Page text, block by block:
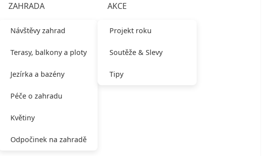
ZAHRADA
Návštěvy zahrad
Terasy, balkony a ploty
Jezírka a bazény
Péče o zahradu
Květiny
Odpočinek na zahradě
AKCE
Projekt roku
Soutěže & Slevy
Tipy